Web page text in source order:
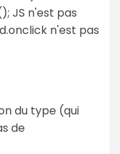
JS n'est pas
n'est pas
du type (qui
de